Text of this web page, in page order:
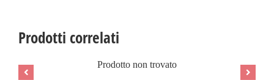
Prodotti correlati
Prodotto non trovato